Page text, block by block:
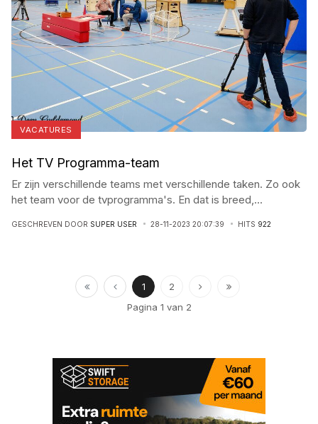
VACATURES
Het TV Programma-team
Er zijn verschillende teams met verschillende taken. Zo ook
het team voor de tvprogramma's. En dat is breed, ...
GESCHREVEN DOOR SUPER USER 28-11-2023 20:07:39 HITS 922
1
2
Pagina 1 van 2